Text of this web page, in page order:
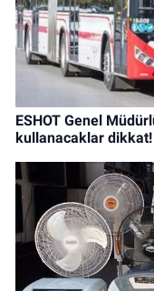
ESHOT Genel
kullanacaklar dikkat!